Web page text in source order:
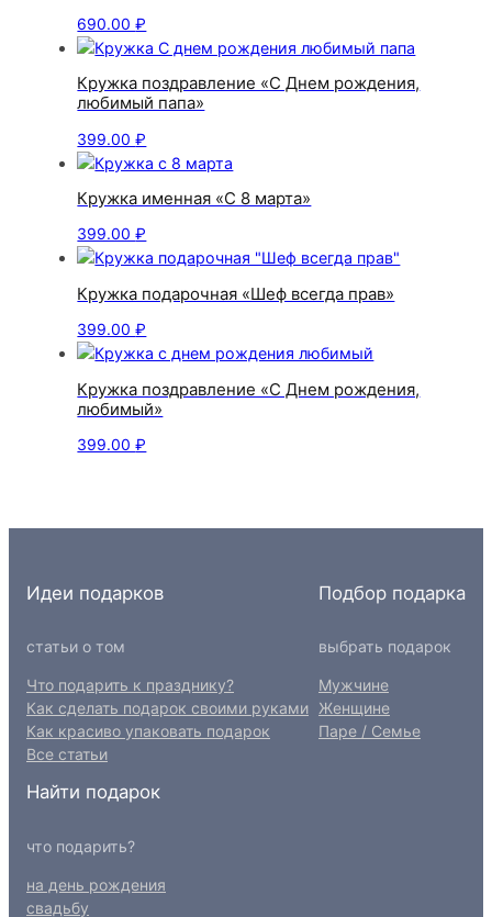
690.00₽
Кружка поздравление «С Днем рождения,
любимый папа»
399.00₽
Кружка именная «С 8 марта»
399.00₽
Кружка подарочная «Шеф всегда прав»
399.00₽
Кружка поздравление «С Днем рождения,
любимый»
399.00₽
Идеи подарков
статьи о том
Что подарить к празднику?
Как сделать подарок своими руками
Как красиво упаковать подарок
Все статьи
Подбор подарка
выбрать подарок
Мужчине
Женщине
Паре / Семье
Найти подарок
что подарить?
на день рождения
свадьбу